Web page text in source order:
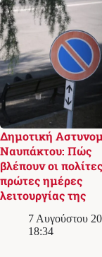
Δημοτική
Ναυπάκτου: Πώς
βλέπουν οι
πρώτες ημέρες
λειτουργίας της
7 Αυγούστου
18:34